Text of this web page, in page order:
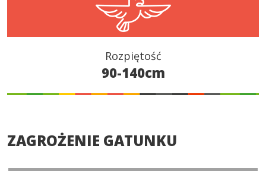
Rozpiętość
90-140cm
ZAGROŻENIE GATUNKU